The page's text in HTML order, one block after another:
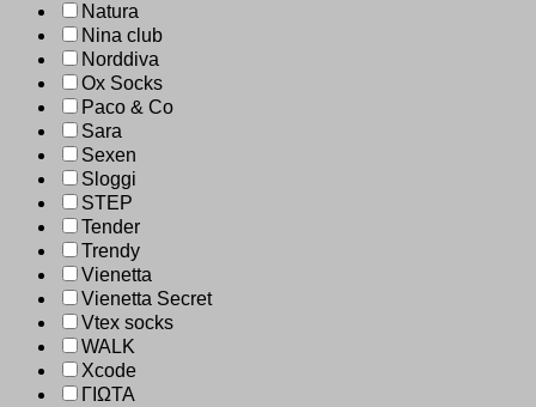
Natura
Nina club
Norddiva
Ox Socks
Paco & Co
Sara
Sexen
Sloggi
STEP
Tender
Trendy
Vienetta
Vienetta Secret
Vtex socks
WALK
Xcode
ΓΙΩΤΑ